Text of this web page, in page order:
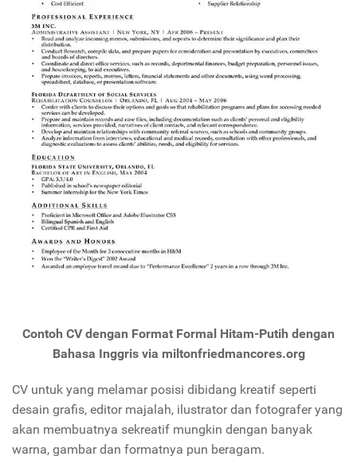
Contoh CV dengan Format Formal Hitam-Putih dengan
Bahasa Inggris via miltonfriedmancores.org
CV untuk yang melamar posisi dibidang kreatif seperti
desain grafis, editor majalah, ilustrator dan fotografer yang
akan membuatnya sekreatif mungkin dengan banyak
warna, gambar dan formatnya pun beragam.